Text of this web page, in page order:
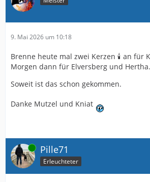
9. Mai 2026 um 10:18
Brenne heute mal zwei Kerzen 🕯️ an für
Morgen dann für Elversberg und Hertha.
Soweit ist das schon gekommen.
Danke Mutzel und Kniat
Online Pille71
Erleuchteter